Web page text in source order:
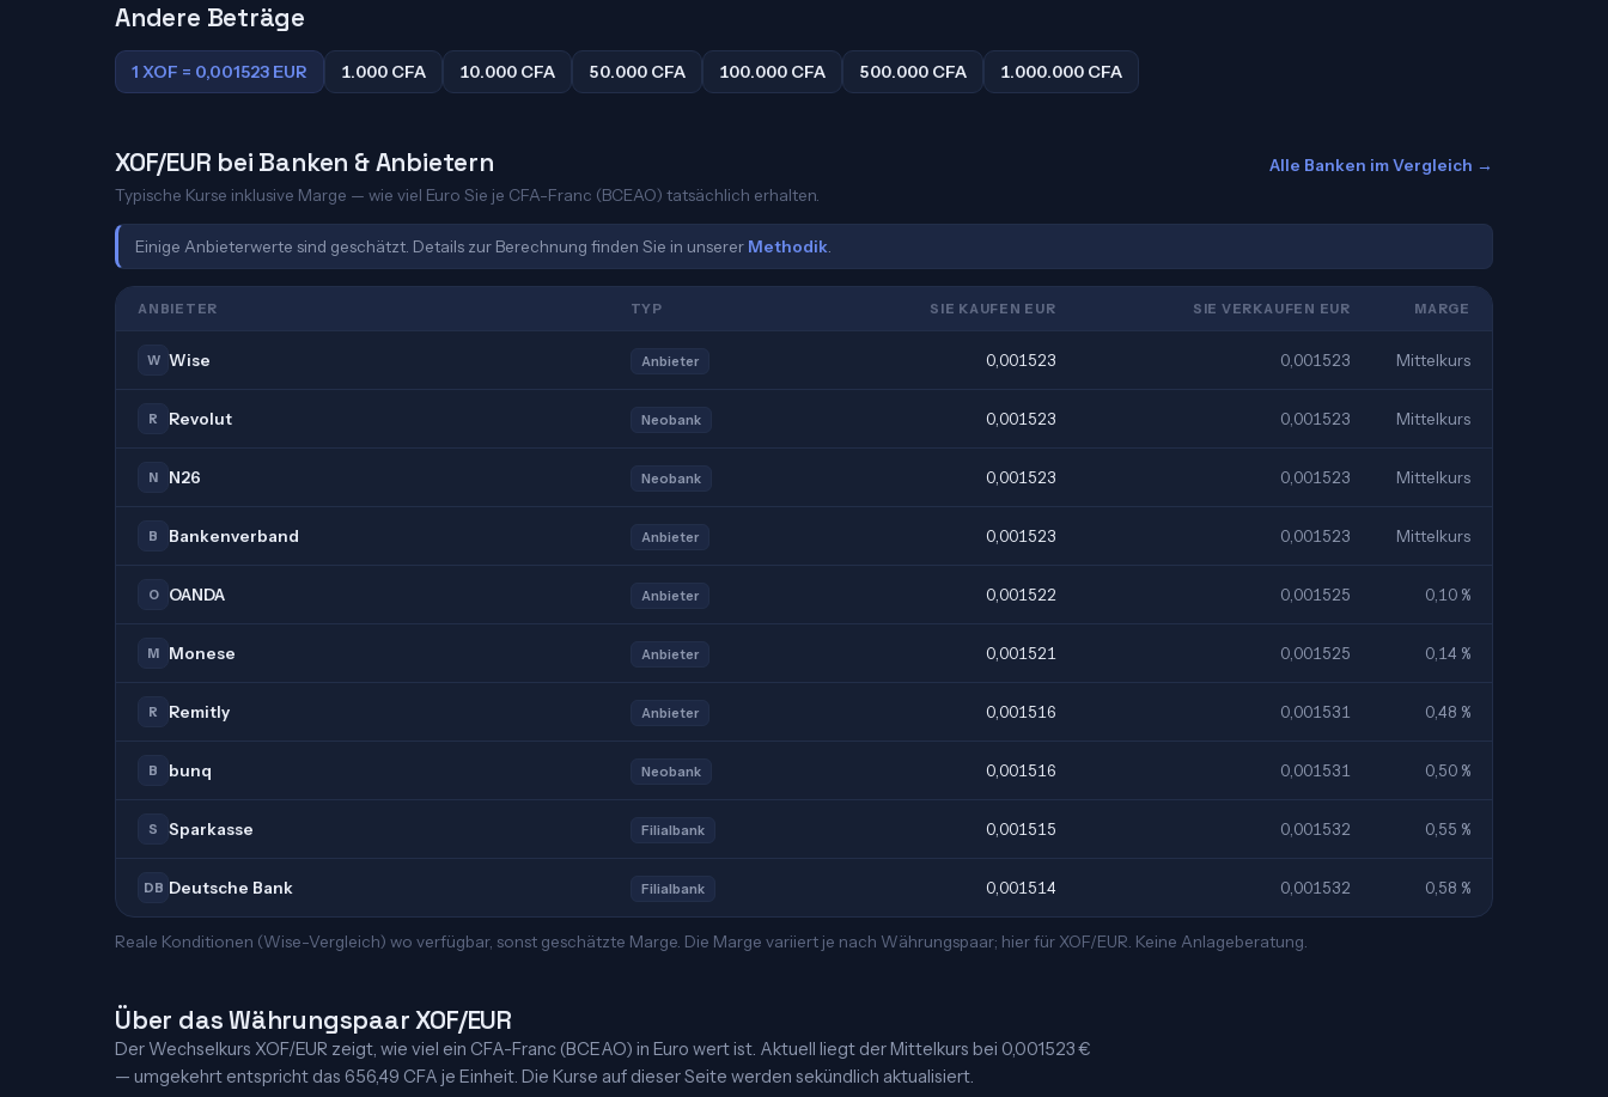
Andere Beträge
1 XOF = 0,001523 EUR 1.000 CFA 10.000 CFA 50.000 CFA 100.000 CFA 500.000 CFA 1.000.000 CFA
XOF/EUR bei Banken & Anbietern
Typische Kurse inklusive Marge — wie viel Euro Sie je CFA-Franc (BCEAO) tatsächlich erhalten.
Alle Banken im Vergleich →
Einige Anbieterwerte sind geschätzt. Details zur Berechnung finden Sie in unserer Methodik
ANBIETER TYP SIE KAUFEN EUR SIE VERKAUFEN EUR MARGE
W Wise Anbieter 0,001523 0,001523 Mittelkurs
R Revolut Neobank 0,001523 0,001523 Mittelkurs
N N26 Neobank 0,001523 0,001523 Mittelkurs
B Bankenverband Anbieter 0,001523 0,001523 Mittelkurs
O OANDA Anbieter 0,001522 0,001525 0,10 %
M Monese Anbieter 0,001521 0,001525 0,14 %
R Remitly Anbieter 0,001516 0,001531 0,48 %
B bunq Neobank 0,001516 0,001531 0,50 %
S Sparkasse Filialbank 0,001515 0,001532 0,55 %
DB Deutsche Bank Filialbank 0,001514 0,001532 0,58 %
Reale Konditionen (Wise-Vergleich) wo verfügbar, sonst geschätzte Marge. Die Marge variiert je nach Währungspaar; hier für XOF/EUR. Keine Anlageberatung.
Über das Währungspaar XOF/EUR
Der Wechselkurs XOF/EUR zeigt, wie viel ein CFA-Franc (BCEAO) in Euro wert ist. Aktuell liegt der Mittelkurs bei 0,001523 €
— umgekehrt entspricht das 656,49 CFA je Einheit. Die Kurse auf dieser Seite werden sekündlich aktualisiert.